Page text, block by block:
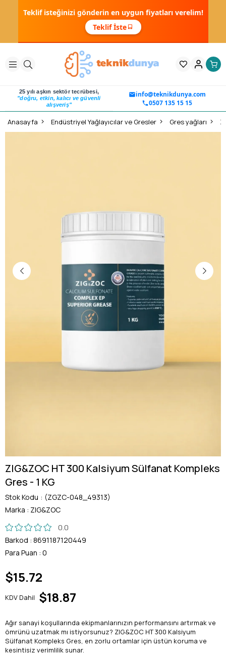
Teklif isteğinizi gönderin en uygun fiyatları verelim!
Teklif İste
25 yılı aşkın sektör tecrübesi,
"doğru, etkin, kalıcı ve güvenli
alışveriş"
info@teknikdunya.com
0507 135 15 15
Anasayfa Endüstriyel Yağlayıcılar ve Gresler Gres yağları
ZIG&ZOC HT 300 Kalsiyum Sülfanat Kompleks
Gres - 1 KG
Stok Kodu
(ZGZC-048_49313)
Marka : ZIG&ZOC
0.0
Barkod : 8691187120449
Para Puan : 0
$15.72
KDV Dahil $18.87
Ağır sanayi koşullarında ekipmanlarınızın performansını artırmak ve
ömrünü uzatmak mı istiyorsunuz? ZIG&ZOC HT 300 Kalsiyum
Sülfanat Kompleks Gres, en zorlu ortamlar için üstün koruma ve
kesintisiz verimlilik sunar.